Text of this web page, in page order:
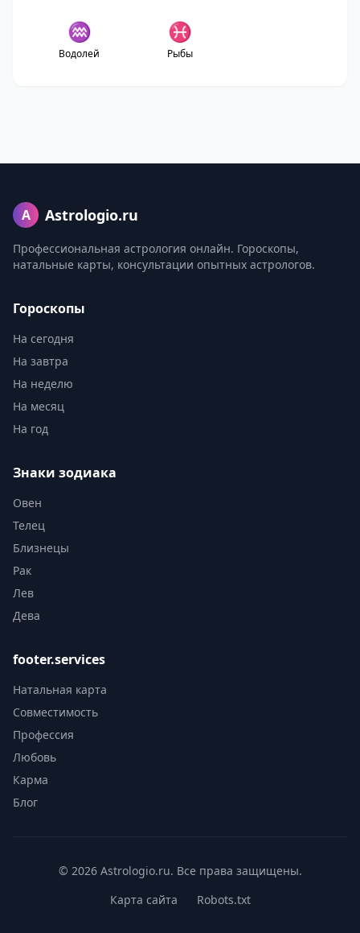
♒
Водолей
♓
Рыбы
A Astrologio.ru
Профессиональная астрология онлайн. Гороскопы,
натальные карты, консультации опытных астрологов.
Гороскопы
На сегодня
На завтра
На неделю
На месяц
На год
Знаки зодиака
Овен
Телец
Близнецы
Рак
Лев
Дева
footer.services
Натальная карта
Совместимость
Профессия
Любовь
Карма
Блог
© 2026 Astrologio.ru. Все права защищены.
Карта сайта
Robots.txt